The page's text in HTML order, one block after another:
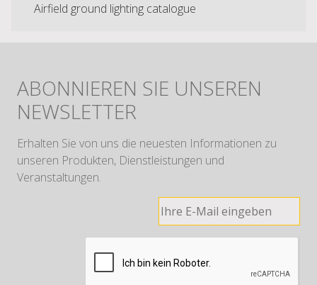
Airfield ground lighting catalogue
ABONNIEREN SIE UNSEREN
NEWSLETTER
Erhalten Sie von uns die neuesten Informationen zu
unseren Produkten, Dienstleistungen und
Veranstaltungen.